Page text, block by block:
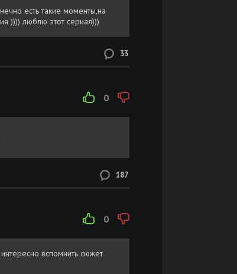
есть такие моменты,на
)))) люблю этот сериал)))
33
0
187
0
вспомнить сюжет